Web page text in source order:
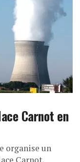
Carnot en
organise un